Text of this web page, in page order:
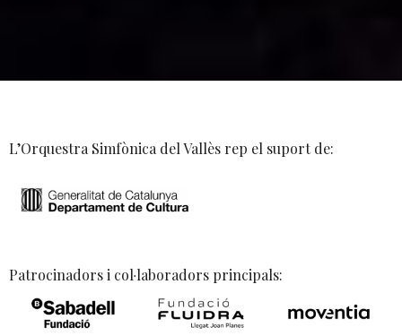
L’Orquestra Simfònica del Vallès rep el suport de:
Patrocinadors i col·laboradors principals: